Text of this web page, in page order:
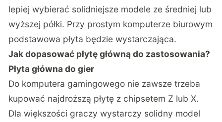
lepiej wybierać solidniejsze modele ze średniej lub
wyższej półki. Przy prostym komputerze biurowym
podstawowa płyta będzie wystarczająca.
Jak dopasować płytę główną do zastosowania?
Płyta główna do gier
Do komputera gamingowego nie zawsze trzeba
kupować najdroższą płytę z chipsetem Z lub X.
Dla większości graczy wystarczy solidny model